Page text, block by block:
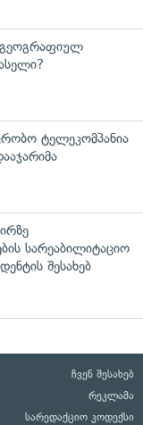
გეოგრაფიულ
ტელეკომპანია
სარეაბილიტაციო
შესახებ
ჩვენ შესახებ
რეკლამა
სარედაქციო კოდექსი